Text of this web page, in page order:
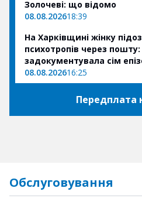
Золочеві: що відомо
08.08.202618:39
На Харківщині жінку
психотропів через пошту:
задокументувала сім
08.08.202616:25
Передплата
Обслуговування